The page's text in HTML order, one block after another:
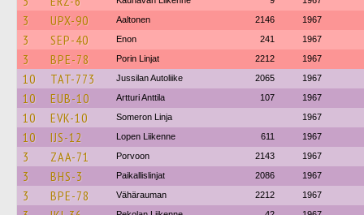
3 UPX-90 Aaltonen 2146 1967
3 SEP-40 Enon 241 1967
3 BPE-78 Porin Linjat 2212 1967
10 TAT-773 Jussilan Autoliike 2065 1967
10 EUB-10 Artturi Anttila 107 1967
10 EVK-10 Someron Linja 1967
10 IJS-12 Lopen Liikenne 611 1967
3 ZAA-71 Porvoon 2143 1967
3 BHS-3 Paikallislinjat 2086 1967
3 BPE-78 Vähärauman 2212 1967